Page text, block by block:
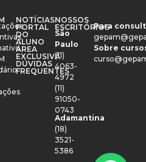
NOTÍCIAS
PORTAL
DO
ALUNO
ÁREA
EXCLUSIVA
DÚVIDAS
FREQUENTES
NOSSOS
ESCRITÓRIOS
São
Paulo
(11)
4063-
4972
(11)
91050-
0743
Adamantina
(18)
3521-
5386
Para
Sobre